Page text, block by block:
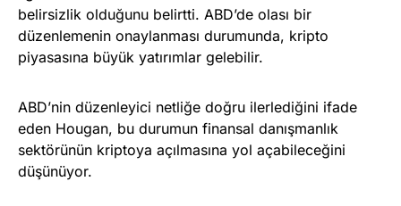
belirsizlik olduğunu belirtti. ABD’de olası bir
düzenlemenin onaylanması durumunda, kripto
piyasasına büyük yatırımlar gelebilir.
ABD’nin düzenleyici netliğe doğru ilerlediğini ifade
eden Hougan, bu durumun finansal danışmanlık
sektörünün kriptoya açılmasına yol açabileceğini
düşünüyor.